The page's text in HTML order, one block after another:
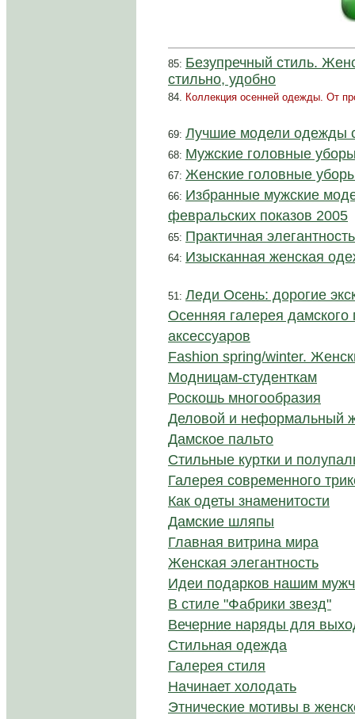
85: Безупречный стиль.
стильно, удобно
84. Коллекция осенней одежды. От
69: Лучшие модели одежды
68: Мужские головные
67: Женские головные
66: Избранные мужские
февральских показов 2005
65: Практичная
64: Изысканная женская
51: Леди Осень: дорогие
Осенняя галерея
аксессуаров
Fashion spring/winter.
Модницам-студенткам
Роскошь многообразия
Деловой и неформальный
Дамское пальто
Стильные куртки и
Галерея современного
Как одеты знаменитости
Дамские шляпы
Главная витрина мира
Женская элегантность
Идеи подарков нашим
В стиле "Фабрики звезд"
Вечерние наряды для
Стильная одежда
Галерея стиля
Начинает холодать
Этнические мотивы в